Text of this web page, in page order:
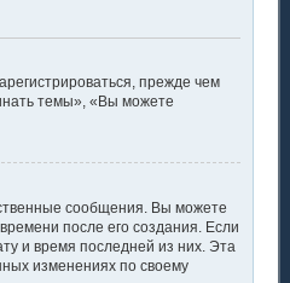
прежде чем
темы», «Вы можете
сообщения. Вы можете
после его создания. Если
и время последней из них. Эта
изменениях по своему